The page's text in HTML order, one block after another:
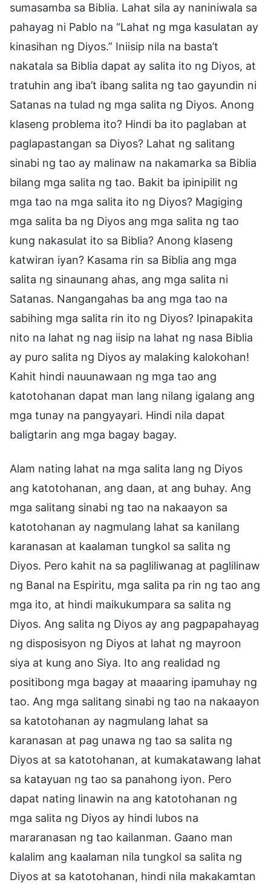
sumasamba sa Biblia. Lahat sila ay naniniwala sa
pahayag ni Pablo na “Lahat ng mga kasulatan ay
kinasihan ng Diyos.” Iniisip nila na basta’t
nakatala sa Biblia dapat ay salita ito ng Diyos, at
tratuhin ang iba’t ibang salita ng tao gayundin ni
Satanas na tulad ng mga salita ng Diyos. Anong
klaseng problema ito? Hindi ba ito paglaban at
paglapastangan sa Diyos? Lahat ng salitang
sinabi ng tao ay malinaw na nakamarka sa Biblia
bilang mga salita ng tao. Bakit ba ipinipilit ng
mga tao na mga salita ito ng Diyos? Magiging
mga salita ba ng Diyos ang mga salita ng tao
kung nakasulat ito sa Biblia? Anong klaseng
katwiran iyan? Kasama rin sa Biblia ang mga
salita ng sinaunang ahas, ang mga salita ni
Satanas. Nangangahas ba ang mga tao na
sabihing mga salita rin ito ng Diyos? Ipinapakita
nito na lahat ng nag iisip na lahat ng nasa Biblia
ay puro salita ng Diyos ay malaking kalokohan!
Kahit hindi nauunawaan ng mga tao ang
katotohanan dapat man lang nilang igalang ang
mga tunay na pangyayari. Hindi nila dapat
baligtarin ang mga bagay bagay.
Alam nating lahat na mga salita lang ng Diyos
ang katotohanan, ang daan, at ang buhay. Ang
mga salitang sinabi ng tao na nakaayon sa
katotohanan ay nagmulang lahat sa kanilang
karanasan at kaalaman tungkol sa salita ng
Diyos. Pero kahit na sa pagliliwanag at paglilinaw
ng Banal na Espiritu, mga salita pa rin ng tao ang
mga ito, at hindi maikukumpara sa salita ng
Diyos. Ang salita ng Diyos ay ang pagpapahayag
ng disposisyon ng Diyos at lahat ng mayroon
siya at kung ano Siya. Ito ang realidad ng
positibong mga bagay at maaaring ipamuhay ng
tao. Ang mga salitang sinabi ng tao na nakaayon
sa katotohanan ay nagmulang lahat sa
karanasan at pag unawa ng tao sa salita ng
Diyos at sa katotohanan, at kumakatawang lahat
sa katayuan ng tao sa panahong iyon. Pero
dapat nating linawin na ang katotohanan ng
mga salita ng Diyos ay hindi lubos na
mararanasan ng tao kailanman. Gaano man
kalalim ang kaalaman nila tungkol sa salita ng
Diyos at sa katotohanan, hindi nila makakamtan